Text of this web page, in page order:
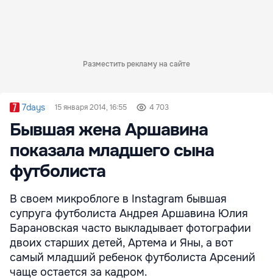
Разместить рекламу на сайте
7days 15 января 2014, 16:55 4 703
Бывшая жена Аршавина
показала младшего сына
футболиста
В своем микроблоге в Instagram бывшая
супруга футболиста Андрея Аршавина Юлия
Барановская часто выкладывает фотографии
двоих старших детей, Артема и Яны, а вот
самый младший ребенок футболиста Арсений
чаще остается за кадром.